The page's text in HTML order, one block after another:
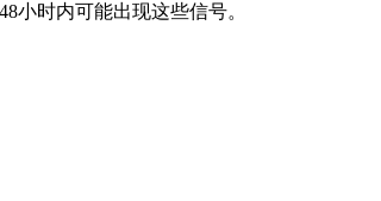
小时内可能出现这些信号。